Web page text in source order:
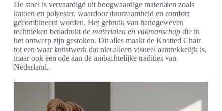
De stoel is vervaardigd uit hoogwaardige materialen zoals
katoen en polyester, waardoor duurzaamheid en comfort
gecombineerd worden. Het gebruik van handgeweven
technieken benadrukt de materialen en vakmanschap die in
het ontwerp zijn gestoken. Dit alles maakt de Knotted Chair
tot een waar kunstwerk dat niet alleen visueel aantrekkelijk is,
maar ook een ode aan de ambachtelijke tradities van
Nederland.